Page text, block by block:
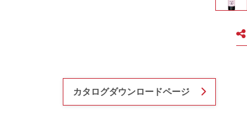
カタログダウンロードページ